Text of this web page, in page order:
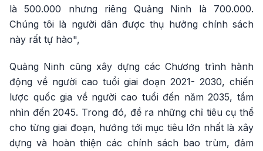
là 500.000 nhưng riêng Quảng Ninh là 700.000.
Chúng tôi là người dân được thụ hưởng chính sách
này rất tự hào",
Quảng Ninh cũng xây dựng các Chương trình hành
động về người cao tuổi giai đoạn 2021- 2030, chiến
lược quốc gia về người cao tuổi đến năm 2035, tầm
nhìn đến 2045. Trong đó, đề ra những chỉ tiêu cụ thể
cho từng giai đoạn, hướng tới mục tiêu lớn nhất là xây
dựng và hoàn thiện các chính sách bao trùm, đảm